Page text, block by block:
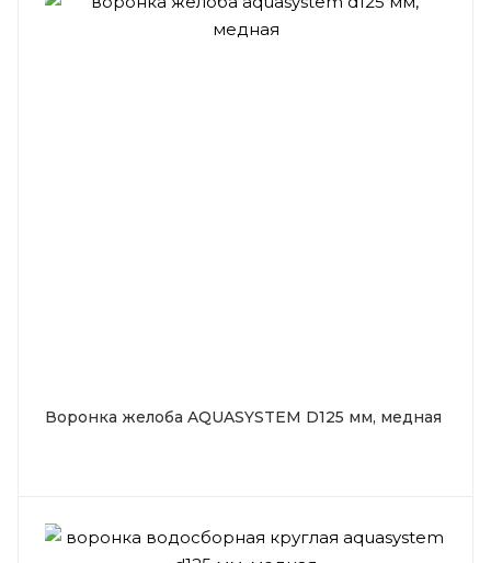
Воронка желоба AQUASYSTEM D125 мм, медная